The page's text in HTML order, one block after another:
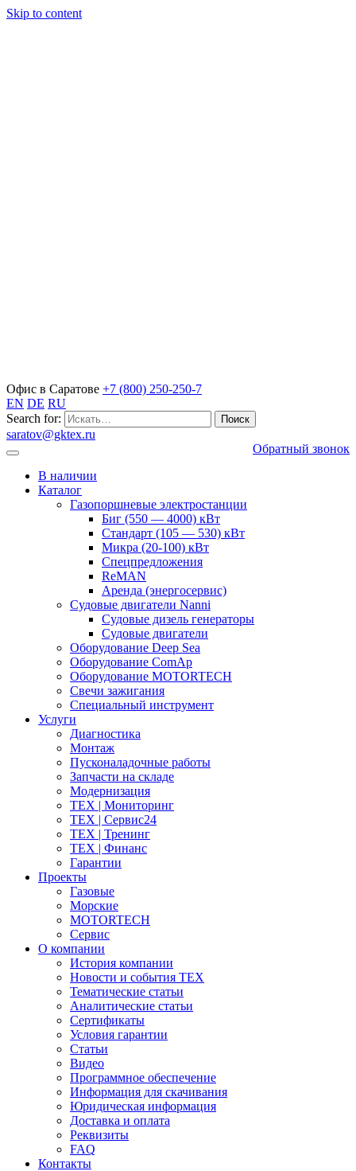
Skip to content
Офис в Саратове +7 (800) 250-250-7
EN DE RU
Search for:
saratov@gktex.ru
Обратный звонок
В наличии
Каталог
Газопоршневые электростанции
Биг (550 — 4000) кВт
Стандарт (105 — 530) кВт
Микра (20-100) кВт
Спецпредложения
ReMAN
Аренда (энергосервис)
Судовые двигатели Nanni
Судовые дизель генераторы
Судовые двигатели
Оборудование Deep Sea
Оборудование ComAp
Оборудование MOTORTECH
Свечи зажигания
Специальный инструмент
Услуги
Диагностика
Монтаж
Пусконаладочные работы
Запчасти на складе
Модернизация
ТЕХ | Мониторинг
ТЕХ | Сервис24
ТЕХ | Тренинг
ТЕХ | Финанс
Гарантии
Проекты
Газовые
Морские
MOTORTECH
Сервис
О компании
История компании
Новости и события ТЕХ
Тематические статьи
Аналитические статьи
Сертификаты
Условия гарантии
Статьи
Видео
Программное обеспечение
Информация для скачивания
Юридическая информация
Доставка и оплата
Реквизиты
FAQ
Контакты